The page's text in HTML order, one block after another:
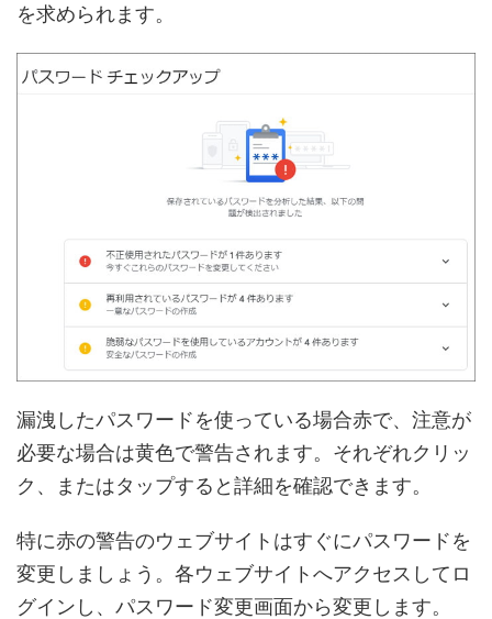
を求められます。
漏洩したパスワードを使っている場合赤で、注意が
必要な場合は黄色で警告されます。それぞれクリッ
ク、またはタップすると詳細を確認できます。
特に赤の警告のウェブサイトはすぐにパスワードを
変更しましょう。各ウェブサイトへアクセスしてロ
グインし、パスワード変更画面から変更します。